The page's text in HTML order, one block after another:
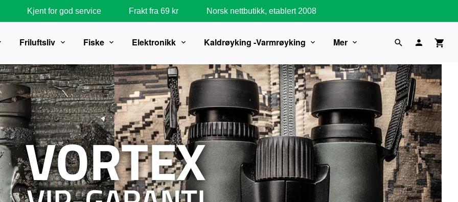
Kjent for god service Frakt fra 69 kr Norsk nettbutikk, etablert 2008
Friluftsliv Fiske Elektronikk Kaldrøyking -Varmrøyking Mer